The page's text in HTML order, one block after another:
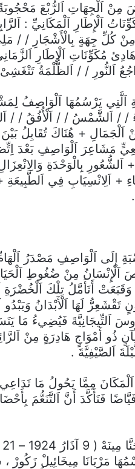
مِنْ اَلْجِهَاتِ اَلرُّبْعَ
اَلْإِطَارِ اَلْمَكَانِيِّ :
جِهَةٍ بِالْأَشْجَارِ / /
مُكَوِّنَاتِ اَلْإِطَارِ
اَلنُّورِ / / اَلظُّلْمَةُ
اَلَّتِي يَرْسُمُهَا اَلْوَاصِفُ
/ / اَلشَّمْسُ / / اَلْأُفُقُ / /
اَلْجَمَالِ + هُنَاكَ تُقَابِلُ
مَشَاعِرَ اَلْوَاصِفِ بَعْدَ
اَلشُّعُورِ بِالْوَحْدَةِ
+ اَلِانْسِيَابِ فِي
إِلَى اَلْوَاصِفِ مَصْدَرُ
اَلْإِنْسَانُ مِنْ ضُغُوطِ
وَقَبَعَتْ أَتَأَمَّلُ تِلْكَ
تَقْشَعِرُّ لَهَا اَلْأَبْدَانُ
اَلتِّيجَانِيَّةَ فَيُضِيءُ مَا
ذُو أَمْوَاجٍ هَادِرَةٍ مِنْ
اَلصَّيْفِيَّةَ .
اَلْمَكَانَ مِمَّا يَحُولُ مَا
فَتَأَكَّدَ أَنَّ اَلتَّنَعُّمَ
مَرْيَانَا مِيخَائِيلْ